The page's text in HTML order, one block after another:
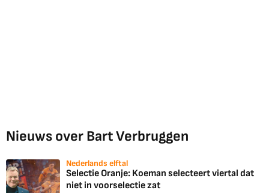
Nieuws over Bart Verbruggen
Nederlands elftal
Selectie Oranje: Koeman selecteert viertal dat
niet in voorselectie zat